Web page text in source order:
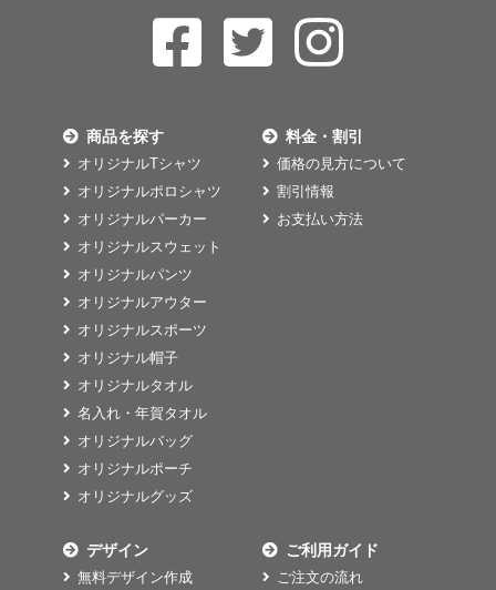
商品を探す
オリジナルTシャツ
オリジナルポロシャツ
オリジナルパーカー
オリジナルスウェット
オリジナルパンツ
オリジナルアウター
オリジナルスポーツ
オリジナル帽子
オリジナルタオル
名入れ・年賀タオル
オリジナルバッグ
オリジナルポーチ
オリジナルグッズ
料金・割引
価格の見方について
割引情報
お支払い方法
デザイン
無料デザイン作成
ご利用ガイド
ご注文の流れ